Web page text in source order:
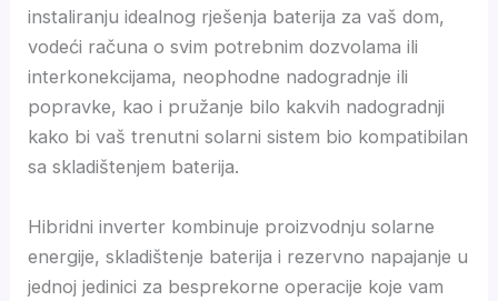
instaliranju idealnog rješenja baterija za vaš dom,
vodeći računa o svim potrebnim dozvolama ili
interkonekcijama, neophodne nadogradnje ili
popravke, kao i pružanje bilo kakvih nadogradnji
kako bi vaš trenutni solarni sistem bio kompatibilan
sa skladištenjem baterija.
Hibridni inverter kombinuje proizvodnju solarne
energije, skladištenje baterija i rezervno napajanje u
jednoj jedinici za besprekorne operacije koje vam